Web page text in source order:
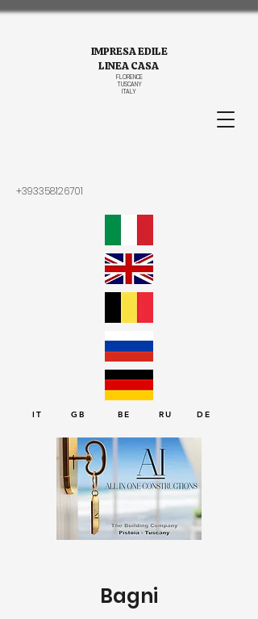
IMPRESA EDILE
LINEA CASA
FLORENCE
TUSCANY
ITALY
+393358126701
IT GB BE RU DE
Bagni